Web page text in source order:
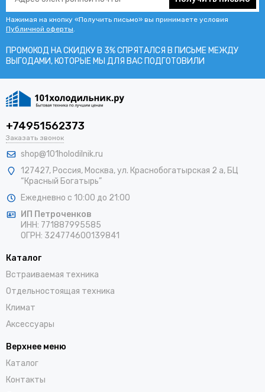
Нажимая на кнопку «Получить письмо» вы принимаете условия
Публичной оферты.
ПРОМОКОД НА СКИДКУ В 3% СПРЯТАЛСЯ В ПИCЬМЕ МЕЖДУ
ВЫГОДАМИ, КОТОРЫЕ МЫ ДЛЯ ВАС ПОДГОТОВИЛИ
+74951562373
Заказать звонок
shop@101holodilnik.ru
127427, Россия, Москва,ул. Краснобогатырская 2 а, БЦ
“Красный Богатырь”
Ежедневно с 10:00 до 21:00
ИП Петроченков
ИНН: 771887995585
ОГРН: 324774600139841
Каталог
Встраиваемая техника
Отдельностоящая техника
Климат
Аксессуары
Верхнее меню
Каталог
Контакты